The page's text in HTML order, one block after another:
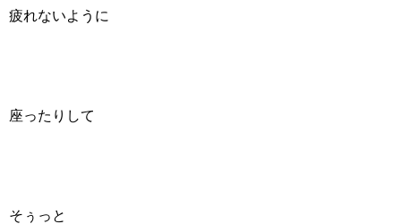
疲れないように
座ったりして
そぅっと